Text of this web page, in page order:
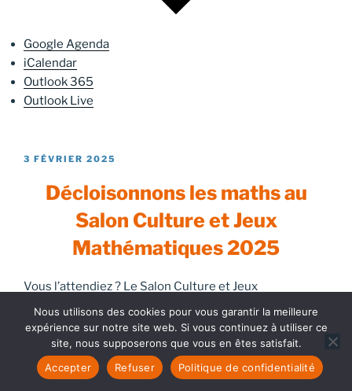
Google Agenda
iCalendar
Outlook 365
Outlook Live
PUBLIÉ
3 FÉVRIER 2025
Décloisonnons les maths au
Salon Culture et Jeux
Mathématiques 2025
Vous l’attendiez ? Le Salon Culture et Jeux
Mathématiques sera de retour du
12 au 15 juin
2025pour sa 26e éditionsous le thème« Maths hors
les murs »!
Nous utilisons des cookies pour vous garantir la meilleure
expérience sur notre site web. Si vous continuez à utiliser ce
site, nous supposerons que vous en êtes satisfait.
Accepter
Refuser Politique de confidentialité